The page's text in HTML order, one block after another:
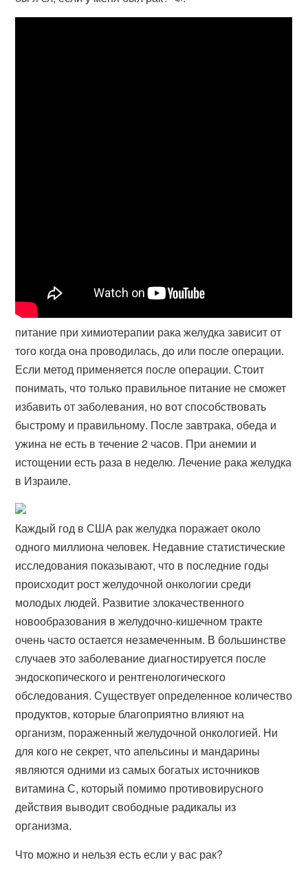
питание при химиотерапии рака желудка зависит от
того когда она проводилась, до или после операции.
Если метод применяется после операции. Стоит
понимать, что только правильное питание не сможет
избавить от заболевания, но вот способствовать
быстрому и правильному. После завтрака, обеда и
ужина не есть в течение 2 часов. При анемии и
истощении есть раза в неделю. Лечение рака желудка
в Израиле.
Каждый год в США рак желудка поражает около
одного миллиона человек. Недавние статистические
исследования показывают, что в последние годы
происходит рост желудочной онкологии среди
молодых людей. Развитие злокачественного
новообразования в желудочно-кишечном тракте
очень часто остается незамеченным. В большинстве
случаев это заболевание диагностируется после
эндоскопического и рентгенологического
обследования. Существует определенное количество
продуктов, которые благоприятно влияют на
организм, пораженный желудочной онкологией. Ни
для кого не секрет, что апельсины и мандарины
являются одними из самых богатых источников
витамина С, который помимо противовирусного
действия выводит свободные радикалы из
организма.
Что можно и нельзя есть если у вас рак?